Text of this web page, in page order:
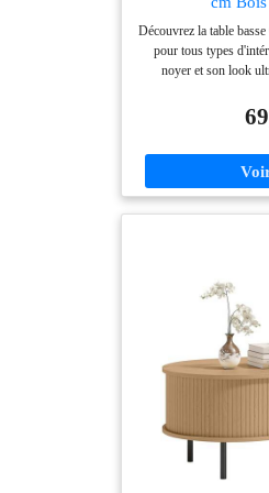
Découvrez la table
pour tous types
noyer et son look
et pieds ronds très
aspect design Grâce à
décoration Dimensions
largeur 70